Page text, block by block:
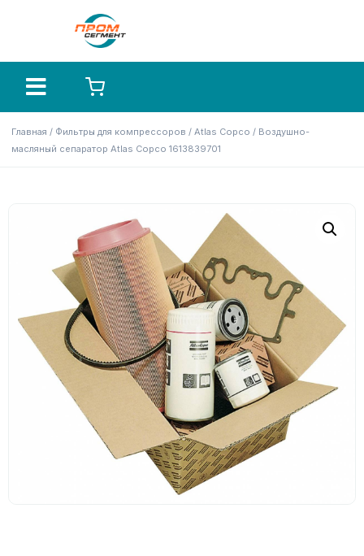
Главная / Фильтры для компрессоров / Atlas Copco / Воздушно-
масляный сепаратор Atlas Copco 1613839701